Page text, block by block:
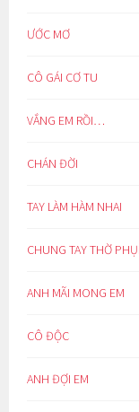
ƯỚC MƠ
CÔ GÁI CƠ TU
VẮNG EM RỒI…
CHÁN ĐỜI
TAY LÀM HÀM NHAI
CHUNG TAY THỜ
ANH MÃI MONG EM
CÔ ĐỘC
ANH ĐỢI EM